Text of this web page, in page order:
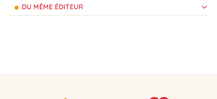
DU MÊME ÉDITEUR